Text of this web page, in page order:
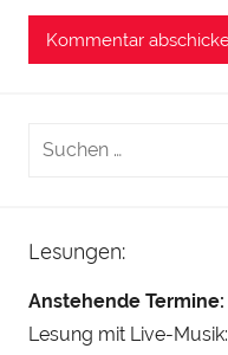
Lesungen:
Anstehende Termine:
Lesung mit Live-Musik: